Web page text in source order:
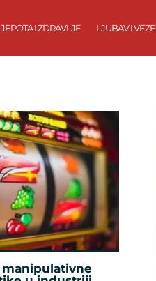
I ZDRAVLJE LJUBAV I VEZE